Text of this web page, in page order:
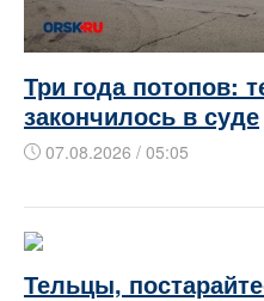
Три года потопов:
закончилось в суде
07.08.2026 / 05:05
Тельцы,